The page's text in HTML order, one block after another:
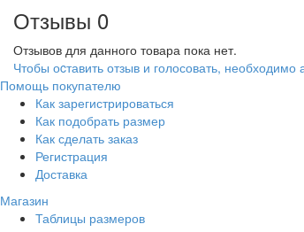
Отзывы 0
Отзывов для данного товара пока нет.
Чтобы оcтавить отзыв и голосовать, необходимо
Помощь покупателю
Как зарегистрироваться
Как подобрать размер
Как сделать заказ
Регистрация
Доставка
Магазин
Таблицы размеров